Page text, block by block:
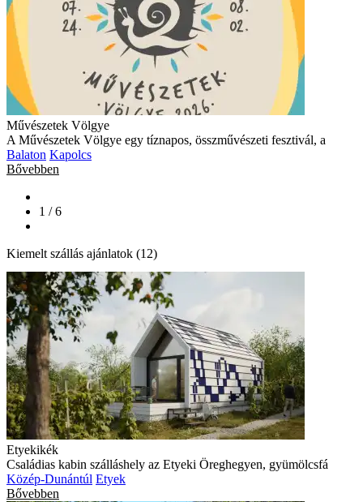
Művészetek Völgye
A Művészetek Völgye egy tíznapos, összművészeti fesztivál, a
Balaton Kapolcs
Bővebben
1 / 6
Kiemelt szállás ajánlatok (12)
Etyekikék
Családias kabin szálláshely az Etyeki Öreghegyen, gyümölcsfá
Közép-Dunántúl Etyek
Bővebben